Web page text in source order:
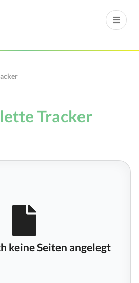
Tracker
keine Seiten angelegt